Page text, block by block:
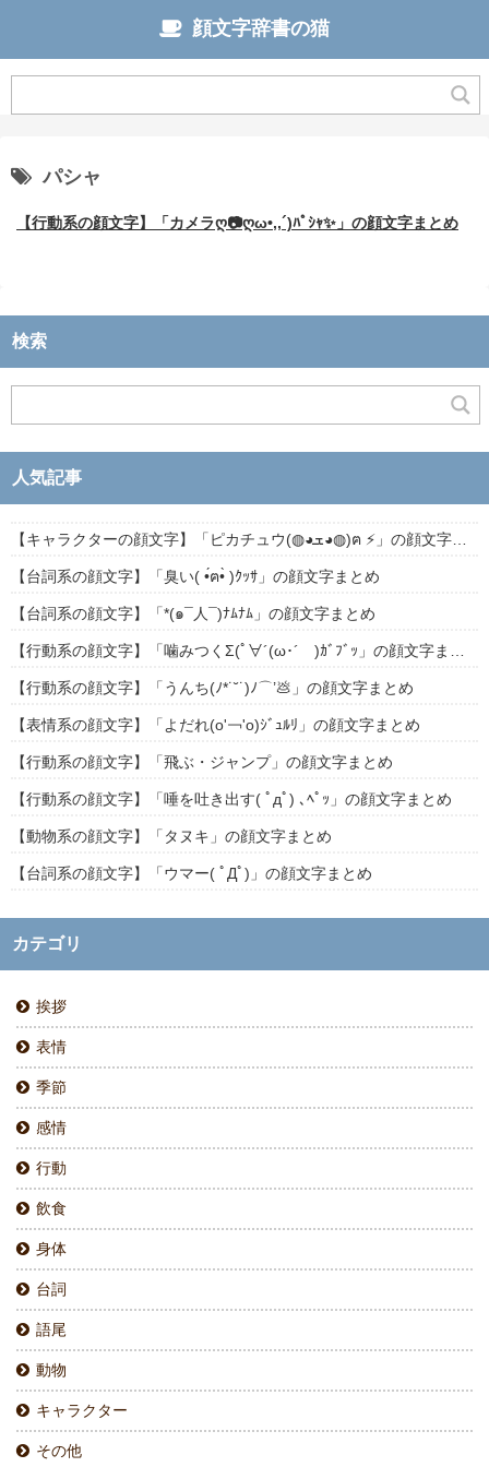
顔文字辞書の猫
パシャ
【行動系の顔文字】「カメラღ📷ღω•,,´)ﾊﾟｼｬ✨」の顔文字まとめ
検索
人気記事
【台詞系の顔文字】「臭い( •́ฅ•̀ )ｸｯｻ」の顔文字まとめ
【台詞系の顔文字】「*(๑¯人¯)ﾅﾑﾅﾑ」の顔文字まとめ
【行動系の顔文字】「うんち(ﾉ*˙˘˙)ﾉ⌒’💩」の顔文字まとめ
【表情系の顔文字】「よだれ(о'￢'о)ｼﾞｭﾙﾘ」の顔文字まとめ
【行動系の顔文字】「飛ぶ・ジャンプ」の顔文字まとめ
【行動系の顔文字】「唾を吐き出す( ﾟдﾟ) ､ﾍﾟｯ」の顔文字まとめ
【動物系の顔文字】「タヌキ」の顔文字まとめ
【台詞系の顔文字】「ウマー( ﾟДﾟ)」の顔文字まとめ
カテゴリ
挨拶
表情
季節
感情
行動
飲食
身体
台詞
語尾
動物
キャラクター
その他